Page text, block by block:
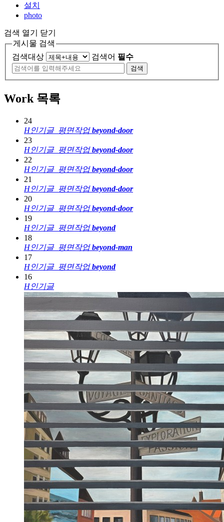
설치
photo
검색 열기 닫기
게시물 검색
검색대상
검색어 필수
검색
Work 목록
24
H인기글 평면작업 beyond-door
23
H인기글 평면작업 beyond-door
22
H인기글 평면작업 beyond-door
21
H인기글 평면작업 beyond-door
20
H인기글 평면작업 beyond-door
19
H인기글 평면작업 beyond
18
H인기글 평면작업 beyond-man
17
H인기글 평면작업 beyond
16
H인기글